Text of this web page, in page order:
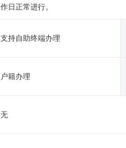
作日正常进行。
支持自助终端办理
户籍办理
无